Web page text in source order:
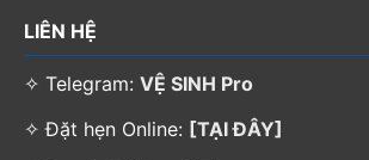
LIÊN HỆ
✧ Telegram: VỆ SINH Pro
✧ Đặt hẹn Online: [TẠI ĐÂY]